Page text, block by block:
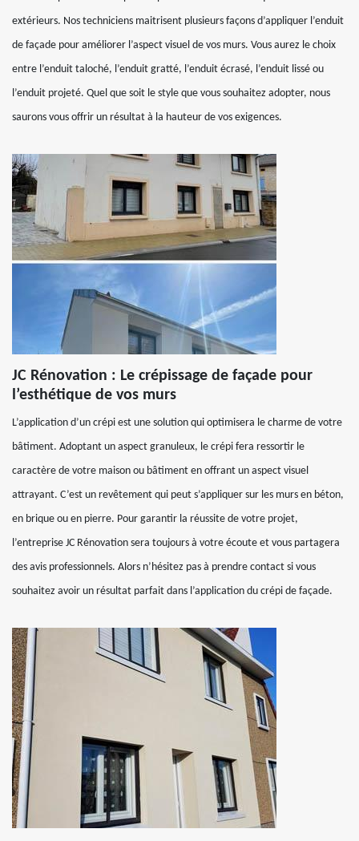
extérieurs. Nos techniciens maitrisent plusieurs façons d’appliquer l’enduit
de façade pour améliorer l’aspect visuel de vos murs. Vous aurez le choix
entre l’enduit taloché, l’enduit gratté, l’enduit écrasé, l’enduit lissé ou
l’enduit projeté. Quel que soit le style que vous souhaitez adopter, nous
saurons vous offrir un résultat à la hauteur de vos exigences.
JC Rénovation : Le crépissage de façade pour
l’esthétique de vos murs
L’application d’un crépi est une solution qui optimisera le charme de votre
bâtiment. Adoptant un aspect granuleux, le crépi fera ressortir le
caractère de votre maison ou bâtiment en offrant un aspect visuel
attrayant. C’est un revêtement qui peut s’appliquer sur les murs en béton,
en brique ou en pierre. Pour garantir la réussite de votre projet,
l’entreprise JC Rénovation sera toujours à votre écoute et vous partagera
des avis professionnels. Alors n’hésitez pas à prendre contact si vous
souhaitez avoir un résultat parfait dans l’application du crépi de façade.